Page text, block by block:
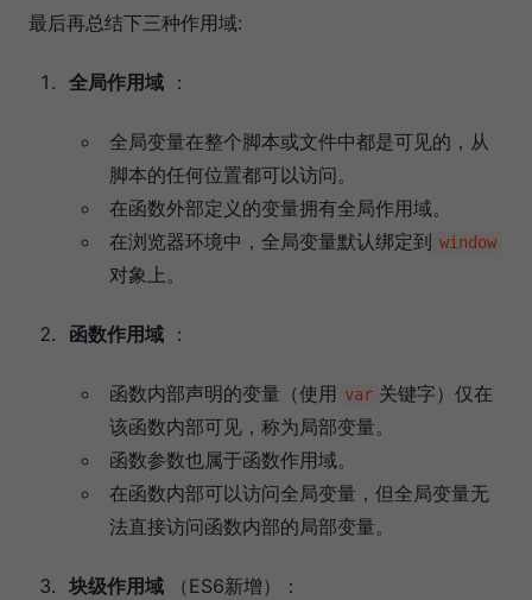
最后再总结下三种作用域:
全局作用域 ：
全局变量在整个脚本或文件中都是可见的，从
脚本的任何位置都可以访问。
在函数外部定义的变量拥有全局作用域。
在浏览器环境中，全局变量默认绑定到
window
对象上。
函数作用域 ：
函数内部声明的变量（使用 var 关键字）仅在
该函数内部可见，称为局部变量。
函数参数也属于函数作用域。
在函数内部可以访问全局变量，但全局变量无
法直接访问函数内部的局部变量。
块级作用域 （ES6新增）：